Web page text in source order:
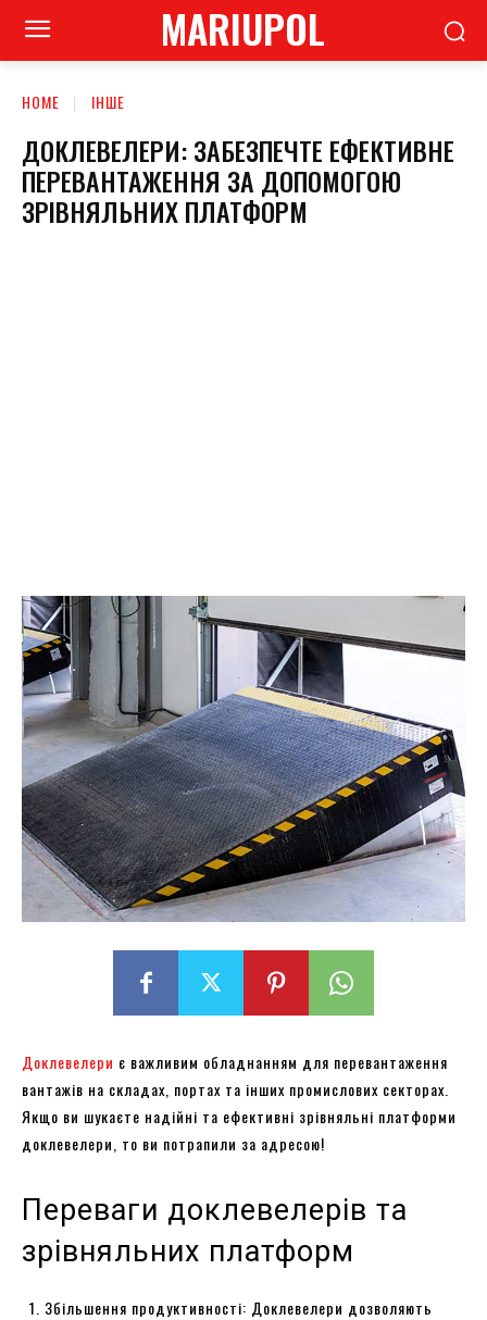
MARIUPOL
HOME ІНШЕ
ДОКЛЕВЕЛЕРИ: ЗАБЕЗПЕЧТЕ ЕФЕКТИВНЕ
ПЕРЕВАНТАЖЕННЯ ЗА ДОПОМОГОЮ
ЗРІВНЯЛЬНИХ ПЛАТФОРМ
Доклевелери є важливим обладнанням для перевантаження
вантажів на складах, портах та інших промислових секторах.
Якщо ви шукаєте надійні та ефективні зрівняльні платформи
доклевелери, то ви потрапили за адресою!
Переваги доклевелерів та
зрівняльних платформ
Збільшення продуктивності: Доклевелери дозволяють